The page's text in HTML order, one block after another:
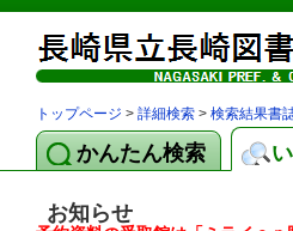
トップページ > 詳細検索 > 検索結果書
かんたん検索
お知らせ